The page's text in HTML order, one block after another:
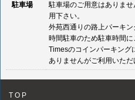
駐車場
駐車場のご用意はありま
用下さい。
外苑西通りの路上パーキ
時間駐車のため駐車時間
Timesのコインパーキング
ありませんがご利用いただ
TOP